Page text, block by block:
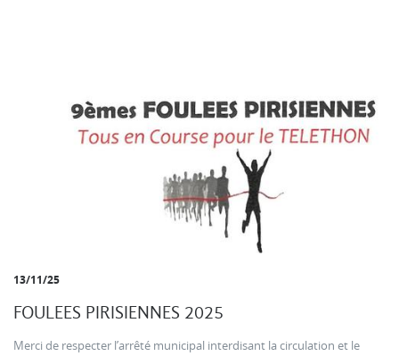
13/11/25
FOULEES PIRISIENNES 2025
Merci de respecter l’arrêté municipal interdisant la circulation et le